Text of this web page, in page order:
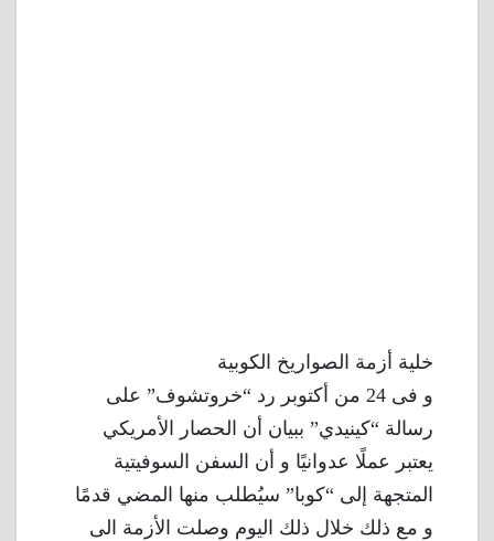
خلية أزمة الصواريخ الكوبية
و فى 24 من أكتوبر رد “خروتشوف” على
رسالة “كينيدي” ببيان أن الحصار الأمريكي
يعتبر عملًا عدوانيًا و أن السفن السوفيتية
المتجهة إلى “كوبا” سيُطلب منها المضي قدمًا
و مع ذلك خلال ذلك اليوم وصلت الأزمة الى